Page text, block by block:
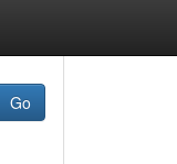
Go